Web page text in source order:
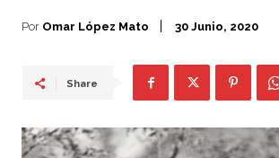
Por Omar López Mato 30 Junio, 2020
Share